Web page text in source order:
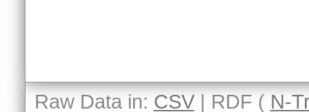
Raw Data in: CSV| RDF ( N-